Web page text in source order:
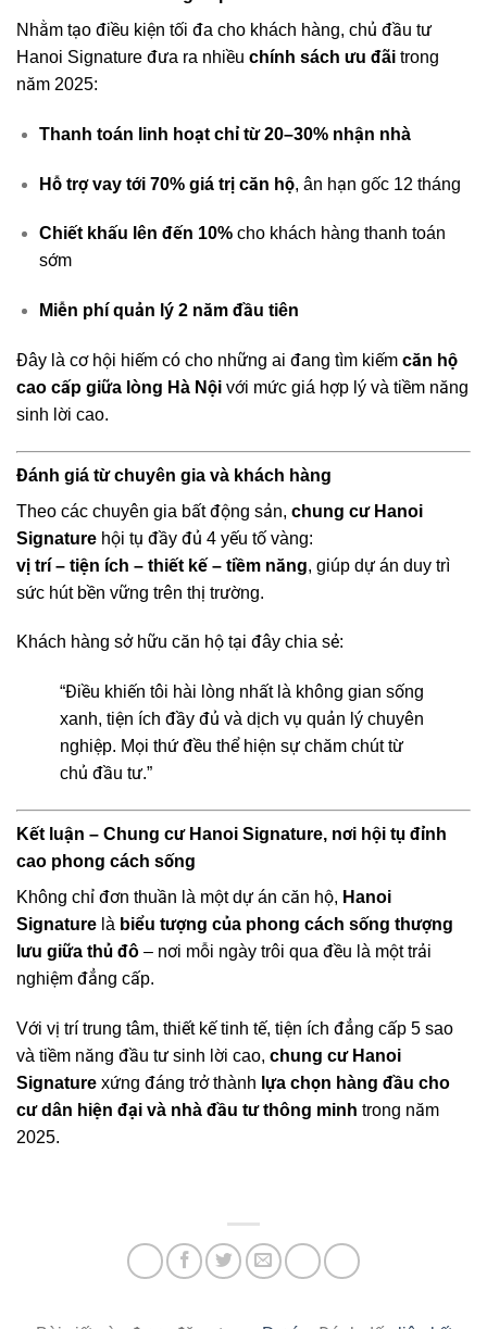
Nhằm tạo điều kiện tối đa cho khách hàng, chủ đầu tư
Hanoi Signature đưa ra nhiều chính sách ưu đãi trong
năm 2025:
Thanh toán linh hoạt chỉ từ 20–30% nhận nhà
Hỗ trợ vay tới 70% giá trị căn hộ, ân hạn gốc 12 tháng
Chiết khấu lên đến 10%cho khách hàng thanh toán
sớm
Miễn phí quản lý 2 năm đầu tiên
Đây là cơ hội hiếm có cho những ai đang tìm kiếm căn hộ
cao cấp giữa lòng Hà Nội với mức giá hợp lý và tiềm năng
sinh lời cao.
Đánh giá từ chuyên gia và khách hàng
Theo các chuyên gia bất động sản, chung cư Hanoi
Signature hội tụ đầy đủ 4 yếu tố vàng:
vị trí – tiện ích – thiết kế – tiềm năng, giúp dự án duy trì
sức hút bền vững trên thị trường.
Khách hàng sở hữu căn hộ tại đây chia sẻ:
“Điều khiến tôi hài lòng nhất là không gian sống
xanh, tiện ích đầy đủ và dịch vụ quản lý chuyên
nghiệp. Mọi thứ đều thể hiện sự chăm chút từ
chủ đầu tư.”
Kết luận – Chung cư Hanoi Signature, nơi hội tụ đỉnh
cao phong cách sống
Không chỉ đơn thuần là một dự án căn hộ, Hanoi
Signature là biểu tượng của phong cách sống thượng
lưu giữa thủ đô – nơi mỗi ngày trôi qua đều là một trải
nghiệm đẳng cấp.
Với vị trí trung tâm, thiết kế tinh tế, tiện ích đẳng cấp 5 sao
và tiềm năng đầu tư sinh lời cao, chung cư Hanoi
Signature xứng đáng trở thành lựa chọn hàng đầu cho
cư dân hiện đại và nhà đầu tư thông minh trong năm
2025.